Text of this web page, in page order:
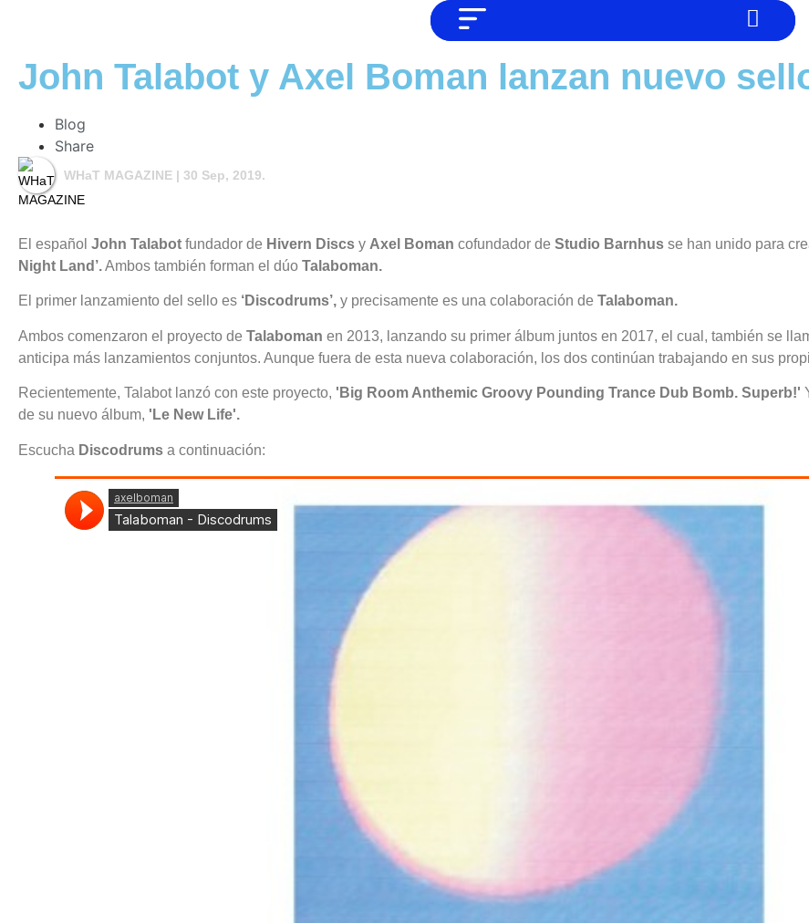
Tendencias
Mix series
Música
TAMBIÉN TE PODEMOS AYUDAR
John Talabot y Axel Boman lanzan nuevo
Blog
Share
WHaT MAGAZINE | 30 Sep, 2019.
El español John Talabot fundador de Hivern Discs y Axel Boman cofundador de Studio Barnhus se han unido para
Night Land’.Ambos también forman el dúo Talaboman.
El primer lanzamiento del sello es ‘Discodrums’, y precisamente es una colaboración de Talaboman.
Ambos comenzaron el proyecto de Talaboman en 2013, lanzando su primer álbum juntos en 2017, el cual, también se
anticipa más lanzamientos conjuntos. Aunque fuera de esta nueva colaboración, los dos continúan trabajando en sus
Recientemente, Talabot lanzó con este proyecto, 'Big Room Anthemic Groovy Pounding Trance Dub Bomb. Superb!'
de su nuevo álbum, 'Le New Life'.
Escucha Discodrums a continuación: